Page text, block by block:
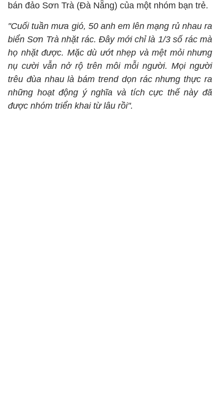
bán đảo Sơn Trà (Đà Nẵng) của một nhóm bạn trẻ.
"Cuối tuần mưa gió, 50 anh em lên mạng rủ nhau ra
biển Sơn Trà nhặt rác. Đây mới chỉ là 1/3 số rác mà
họ nhặt được. Mặc dù ướt nhẹp và mệt mỏi nhưng
nụ cười vẫn nở rộ trên môi mỗi người. Mọi người
trêu đùa nhau là bám trend dọn rác nhưng thực ra
những hoạt động ý nghĩa và tích cực thế này đã
được nhóm triển khai từ lâu rồi".